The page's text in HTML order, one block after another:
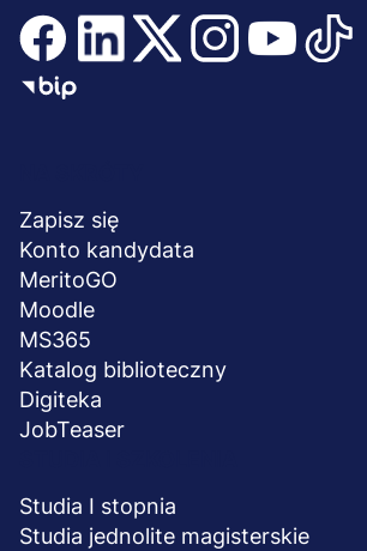
stopka
Zapisz się
Konto kandydata
MeritoGO
Moodle
MS365
Katalog biblioteczny
Digiteka
JobTeaser
Studia I stopnia
Studia jednolite magisterskie